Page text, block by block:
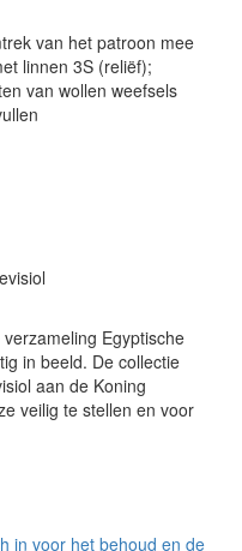
van het patroon mee
linnen 3S (reliëf);
van wollen weefsels
Egyptische
in beeld. De collectie
aan de Koning
veilig te stellen en voor
in voor het behoud en de